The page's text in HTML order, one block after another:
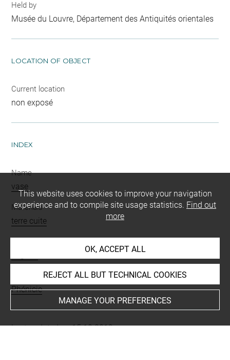
Held by
Musée du Louvre, Département des Antiquités orientales
LOCATION OF OBJECT
Current location
non exposé
INDEX
Name
vase
Materials
terre cuite
Phénicie
Last updated on 15.10.2019
This website uses cookies to improve your navigation
experience and to compile site usage statistics. Find out
more
OK, ACCEPT ALL
REJECT ALL BUT TECHNICAL COOKIES
MANAGE YOUR PREFERENCES